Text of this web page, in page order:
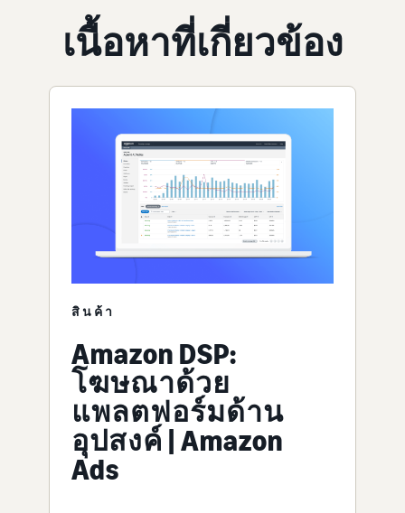
เนื้อหาที่เกี่ยวข้อง
สินค้า
Amazon DSP:
โฆษณาด้วย
แพลตฟอร์มด้าน
อุปสงค์ | Amazon
Ads